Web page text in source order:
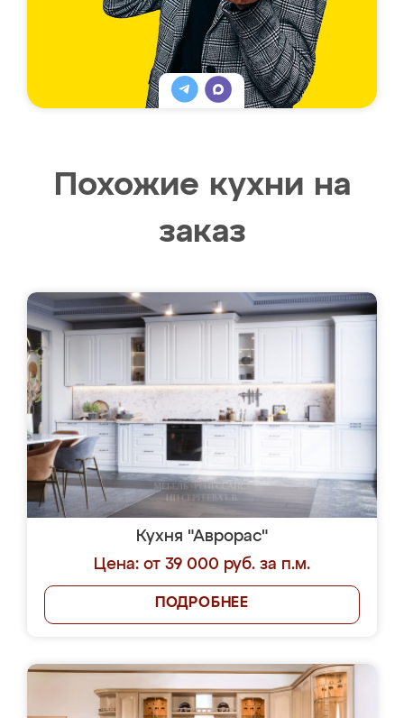
Похожие кухни на
заказ
Кухня "Аврорас"
Цена: от 39 000 руб. за п.м.
ПОДРОБНЕЕ